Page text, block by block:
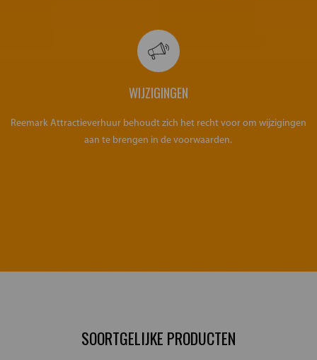
WIJZIGINGEN
Reemark Attractieverhuur behoudt zich het recht voor om wijzigingen
aan te brengen in de voorwaarden.
SOORTGELIJKE PRODUCTEN